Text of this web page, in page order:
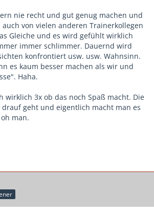
nie recht und gut genug machen und
von vielen anderen Trainerkollegen
Gleiche und es wird gefühlt wirklich
immer schlimmer. Dauernd wird
konfrontiert usw. usw. Wahnsinn.
es kaum besser machen als wir und
Haha.
wirklich 3x ob das noch Spaß macht. Die
drauf geht und eigentlich macht man es
man.